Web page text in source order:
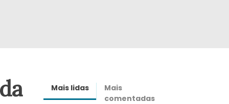
Mais lidas
Mais
comentadas